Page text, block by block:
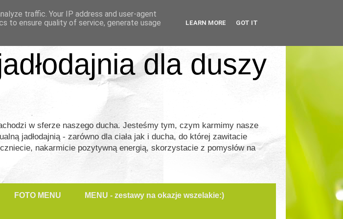
dla duszy
w sferze naszego ducha. Jesteśmy tym, czym karmimy nasze
jadłodajnią - zarówno dla ciała jak i ducha, do której zawitacie
nakarmicie pozytywną energią, skorzystacie z pomysłów na
FOTO MENU MENU - zestawy na okazje wszelakie:)
traffic. Your IP address and user-agent
to ensure quality of service, generate usage
LEARN MORE GOT IT